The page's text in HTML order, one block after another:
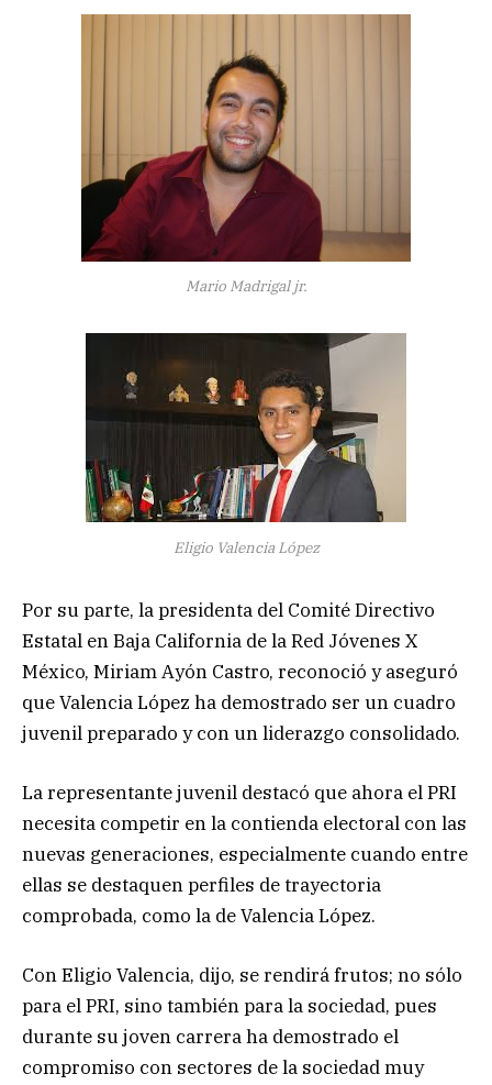
Mario Madrigal jr.
Eligio Valencia López
Por su parte, la presidenta del Comité Directivo
Estatal en Baja California de la Red Jóvenes X
México, Miriam Ayón Castro, reconoció y aseguró
que Valencia López ha demostrado ser un cuadro
juvenil preparado y con un liderazgo consolidado.
La representante juvenil destacó que ahora el PRI
necesita competir en la contienda electoral con las
nuevas generaciones, especialmente cuando entre
ellas se destaquen perfiles de trayectoria
comprobada, como la de Valencia López.
Con Eligio Valencia, dijo, se rendirá frutos; no sólo
para el PRI, sino también para la sociedad, pues
durante su joven carrera ha demostrado el
compromiso con sectores de la sociedad muy